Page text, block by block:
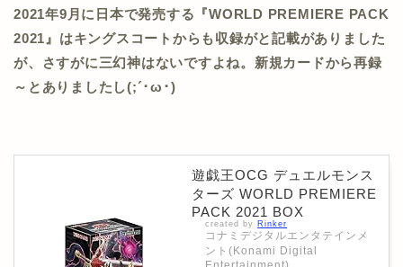
2021年9月に日本で発売する『WORLD PREMIERE PACK
2021』はキングスコートからも収録がと記載がありました
が、さすがに三幻神はないですよね。新規カードから再録
～とありましたし(;´･ω･)
遊戯王OCG デュエルモンス
ターズ WORLD PREMIERE
PACK 2021 BOX
created by Rinker
コナミデジタルエンタテインメ
ント(Konami Digital